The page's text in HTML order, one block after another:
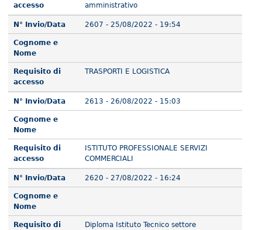
accesso
amministrativo
N° Invio/Data 2607 - 25/08/2022 - 19:54
Cognome e
Nome
Requisito di
accesso
TRASPORTI E LOGISTICA
N° Invio/Data 2613 - 26/08/2022 - 15:03
Cognome e
Nome
Requisito di
accesso
ISTITUTO PROFESSIONALE SERVIZI
COMMERCIALI
N° Invio/Data 2620 - 27/08/2022 - 16:24
Cognome e
Nome
Requisito di
Diploma Istituto Tecnico settore